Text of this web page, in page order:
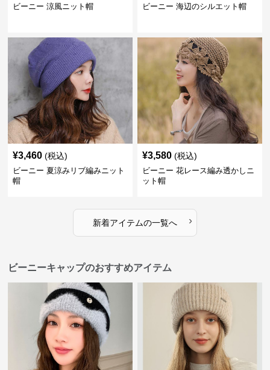
ビーニー 涼風ニット帽 ビーニー 海辺のシルエット帽
¥3,460 (税込)
ビーニー 夏涼みリブ編みニット
帽
¥3,580 (税込)
ビーニー 花レース編み透かしニ
ット帽
新着アイテムの一覧へ ›
ビーニーキャップのおすすめアイテム